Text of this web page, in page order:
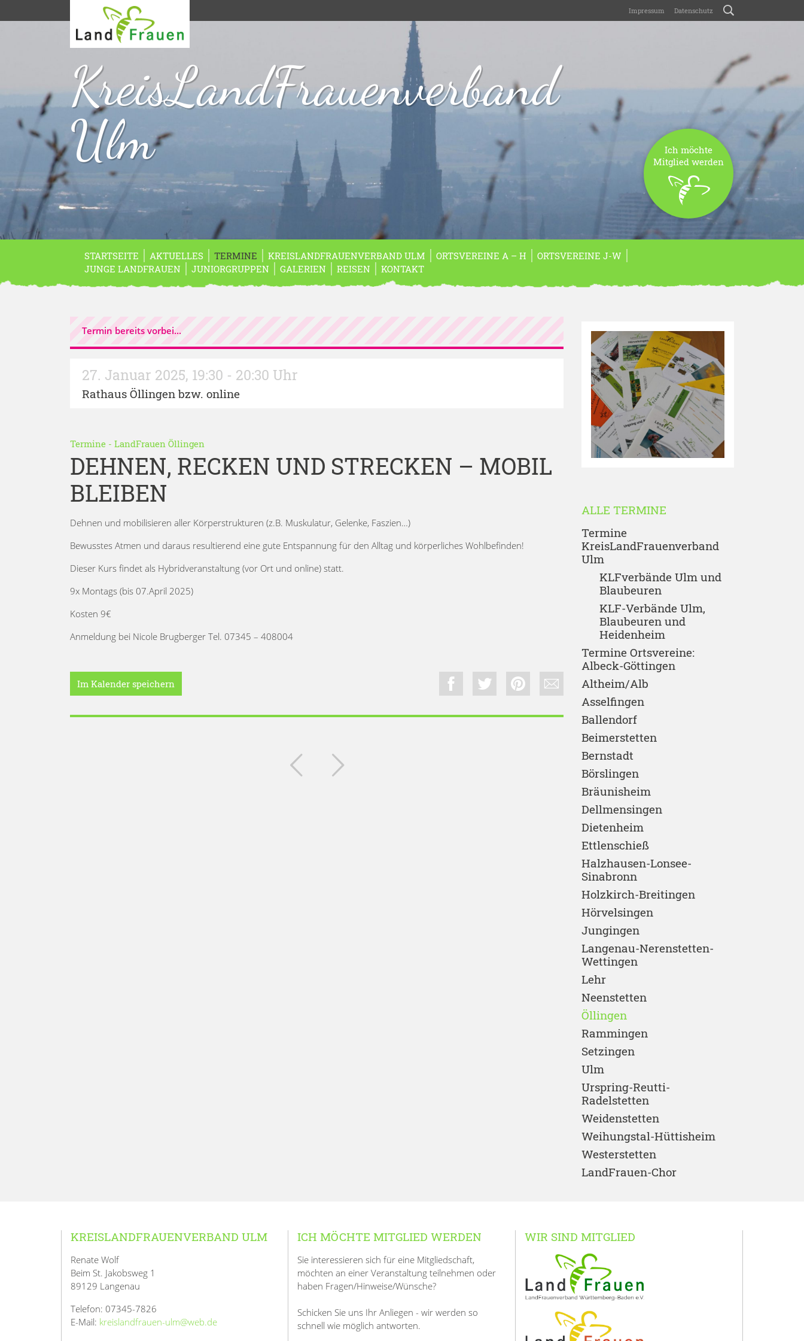
Impressum Datenschutz
KreisLandFrauenverband
Ulm
Ich möchte
Mitglied werden
STARTSEITE AKTUELLES TERMINE KREISLANDFRAUENVERBAND ULM ORTSVEREINE A – H
ORTSVEREINE J-W
JUNGE LANDFRAUEN
JUNIORGRUPPEN GALERIEN REISEN KONTAKT
Termin bereits vorbei...
27. Januar 2025, 19:30 - 20:30 Uhr
Rathaus Öllingen bzw. online
Termine - LandFrauen Öllingen
DEHNEN, RECKEN UND STRECKEN – MOBIL
BLEIBEN
Dehnen und mobilisieren aller Körperstrukturen (z.B. Muskulatur, Gelenke, Faszien…)
Bewusstes Atmen und daraus resultierend eine gute Entspannung für den Alltag und körperliches Wohlbefinden!
Dieser Kurs findet als Hybridveranstaltung (vor Ort und online) statt.
9x Montags (bis 07.April 2025)
Kosten 9€
Anmeldung bei Nicole Brugberger Tel. 07345 – 408004
Im Kalender speichern
ALLE TERMINE
Termine
KreisLandFrauenverband
Ulm
KLFverbände Ulm und
Blaubeuren
KLF-Verbände Ulm,
Blaubeuren und
Heidenheim
Termine Ortsvereine:
Albeck-Göttingen
Altheim/Alb
Asselfingen
Ballendorf
Beimerstetten
Bernstadt
Börslingen
Bräunisheim
Dellmensingen
Dietenheim
Ettlenschieß
Halzhausen-Lonsee-
Sinabronn
Holzkirch-Breitingen
Hörvelsingen
Jungingen
Langenau-Nerenstetten-
Wettingen
Lehr
Neenstetten
Öllingen
Rammingen
Setzingen
Ulm
Urspring-Reutti-
Radelstetten
Weidenstetten
Weihungstal-Hüttisheim
Westerstetten
LandFrauen-Chor
KREISLANDFRAUENVERBAND ULM
Renate Wolf
Beim St. Jakobsweg 1
89129 Langenau
Telefon: 07345-7826
E-Mail: kreislandfrauen-ulm@web.de
ICH MÖCHTE MITGLIED WERDEN
Sie interessieren sich für eine Mitgliedschaft,
möchten an einer Veranstaltung teilnehmen oder
haben Fragen/Hinweise/Wünsche?
Schicken Sie uns Ihr Anliegen - wir werden so
schnell wie möglich antworten.
WIR SIND MITGLIED